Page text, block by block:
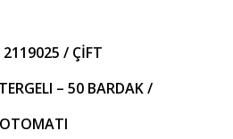
2119025 / ÇİFT
– 50 BARDAK /